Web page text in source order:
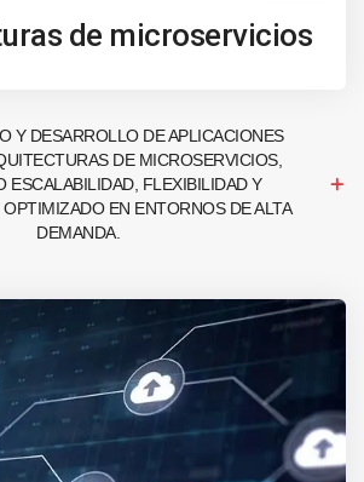
de microservicios
Y DESARROLLO DE APLICACIONES
DE MICROSERVICIOS,
ESCALABILIDAD, FLEXIBILIDAD Y
EN ENTORNOS DE ALTA
DEMANDA.